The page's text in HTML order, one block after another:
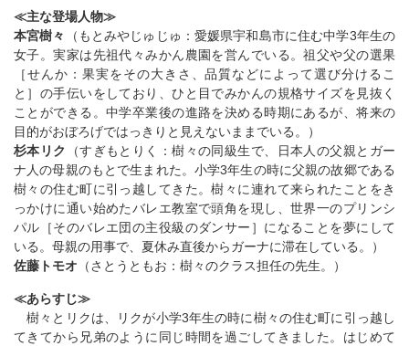
≪主な登場人物≫
本宮樹々
（もとみやじゅじゅ：愛媛県宇和島市に住む中学3年生の
女子。実家は先祖代々みかん農園を営んでいる。祖父や父の選果
［せんか：果実をその大きさ、品質などによって選び分けるこ
と］の手伝いをしており、ひと目でみかんの規格サイズを見抜く
ことができる。中学卒業後の進路を決める時期にあるが、将来の
目的がおぼろげではっきりと見えないままでいる。）
杉本リク
（すぎもとりく：樹々の同級生で、日本人の父親とガー
ナ人の母親のもとで生まれた。小学3年生の時に父親の故郷である
樹々の住む町に引っ越してきた。樹々に連れて来られたことをき
っかけに通い始めたバレエ教室で頭角を現し、世界一のプリンシ
パル［そのバレエ団の主役級のダンサー］になることを夢にして
いる。母親の用事で、夏休み直後からガーナに滞在している。）
佐藤トモオ （さとうともお：樹々のクラス担任の先生。）
≪あらすじ≫
樹々とリクは、リクが小学3年生の時に樹々の住む町に引っ越し
てきてから兄弟のように同じ時間を過ごしてきました。はじめて